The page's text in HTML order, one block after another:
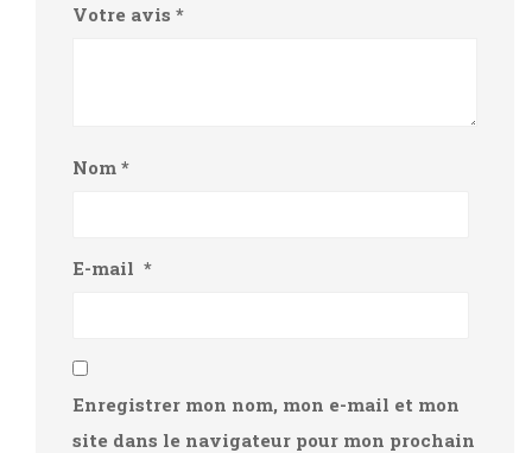
Votre avis *
Nom *
E-mail *
Enregistrer mon nom, mon e-mail et mon
site dans le navigateur pour mon prochain